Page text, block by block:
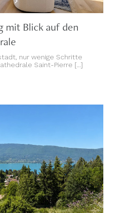
mit Blick auf den
nur wenige Schritte
Saint-Pierre [...]